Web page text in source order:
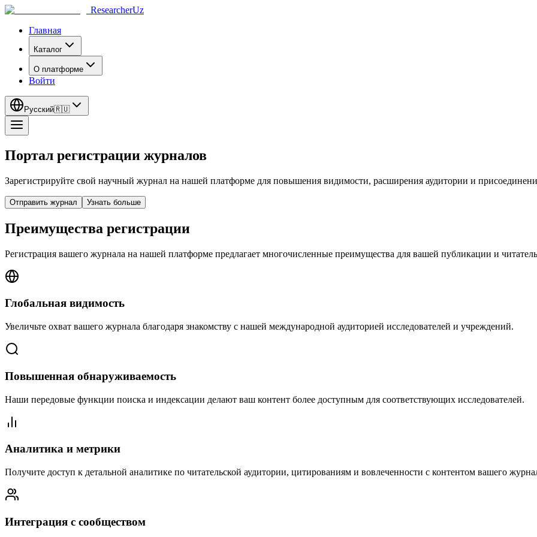
ResearcherUz
Главная
Каталог
О платформе
Войти
Русский🇷🇺
Портал регистрации журналов
Зарегистрируйте свой научный журнал на нашей платформе для повышения видимости, расширения аудитории и
Отправить журнал Узнать больше
Преимущества регистрации
Регистрация вашего журнала на нашей платформе предлагает многочисленные преимущества для вашей публикации и
Глобальная видимость
Увеличьте охват вашего журнала благодаря знакомству с нашей международной аудиторией исследователей и учреждений.
Повышенная обнаруживаемость
Наши передовые функции поиска и индексации делают ваш контент более доступным для соответствующих исследователей.
Аналитика и метрики
Получите доступ к детальной аналитике по читательской аудитории, цитированиям и вовлеченности с контентом вашего
Интеграция с сообществом